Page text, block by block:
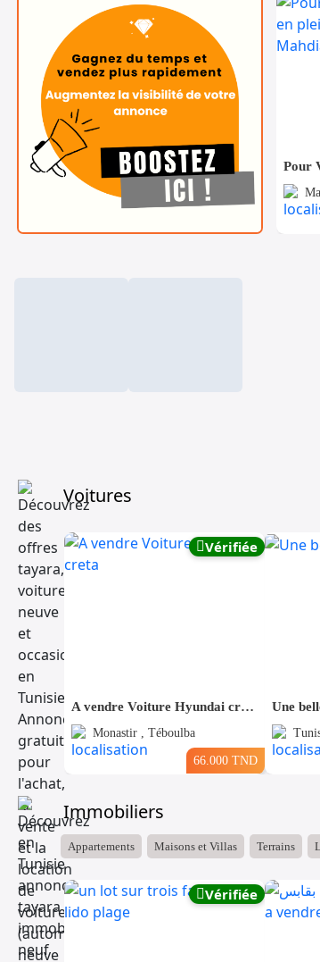
Voitures
Vérifiée
A vendre Voiture Hyundai creta
Monastir , Téboulba
66.000 TND
Une
Immobiliers
Appartements Maisons et Villas Terrains
Vérifiée